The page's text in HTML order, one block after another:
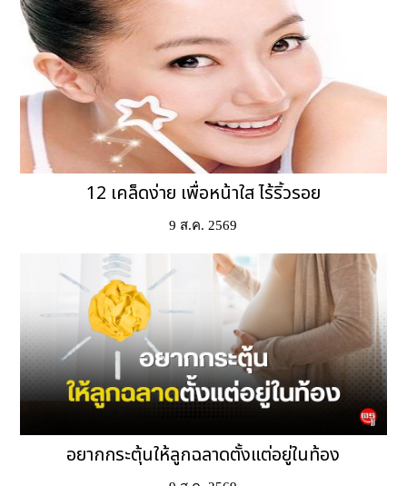
12 เคล็ดง่าย เพื่อหน้าใส ไร้ริ้วรอย
9 ส.ค. 2569
อยากกระตุ้นให้ลูกฉลาดตั้งแต่อยู่ในท้อง